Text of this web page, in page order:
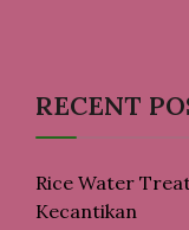
RECENT
Rice Water
Kecantikan